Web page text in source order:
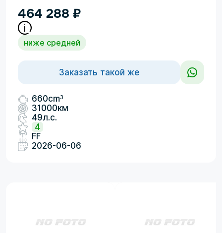
464 288 ₽
ниже средней
Заказать такой же
660cm3
31000км
49л.с.
4
FF
2026-06-06